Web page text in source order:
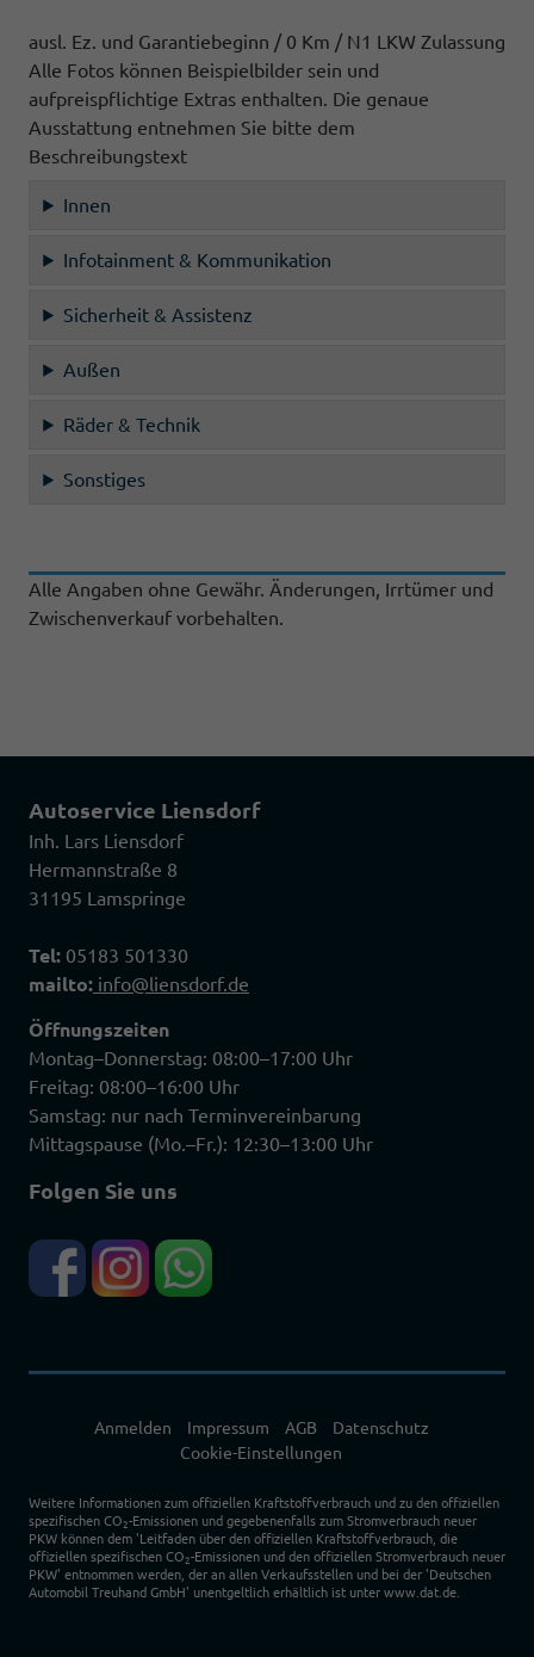
ausl. Ez. und Garantiebeginn / 0 Km / N1 LKW Zulassung
Alle Fotos können Beispielbilder sein und
aufpreispflichtige Extras enthalten. Die genaue
Ausstattung entnehmen Sie bitte dem
Beschreibungstext
Innen
Infotainment & Kommunikation
Sicherheit & Assistenz
Außen
Räder & Technik
Sonstiges
Alle Angaben ohne Gewähr. Änderungen, Irrtümer und
Zwischenverkauf vorbehalten.
Autoservice Liensdorf
Inh. Lars Liensdorf
Hermannstraße 8
31195 Lamspringe
Tel: 05183 501330
mailto: info@liensdorf.de
Öffnungszeiten
Montag–Donnerstag: 08:00–17:00 Uhr
Freitag: 08:00–16:00 Uhr
Samstag: nur nach Terminvereinbarung
Mittagspause (Mo.–Fr.): 12:30–13:00 Uhr
Folgen Sie uns
Anmelden Impressum AGB
Datenschutz
Cookie-Einstellungen
Weitere Informationen zum offiziellen Kraftstoffverbrauch und zu den offiziellen
spezifischen CO2-Emissionen und gegebenenfalls zum Stromverbrauch neuer
PKW können dem 'Leitfaden über den offiziellen Kraftstoffverbrauch, die
offiziellen spezifischen CO2-Emissionen und den offiziellen Stromverbrauch neuer
PKW' entnommen werden, der an allen Verkaufsstellen und bei der 'Deutschen
Automobil Treuhand GmbH' unentgeltlich erhältlich ist unter www.dat.de.